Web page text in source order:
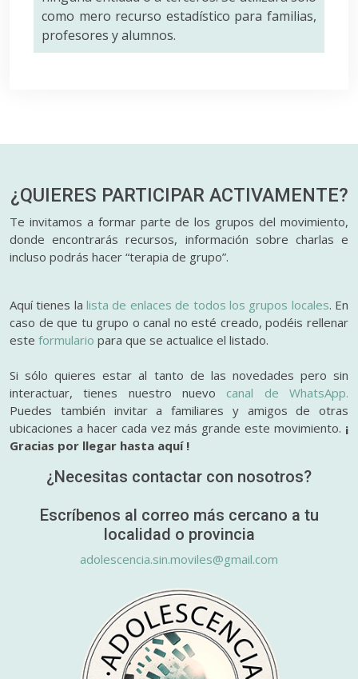
como mero recurso estadístico para familias,
profesores y alumnos.
¿QUIERES PARTICIPAR ACTIVAMENTE?
Te invitamos a formar parte de los grupos del movimiento,
donde encontrarás recursos, información sobre charlas e
incluso podrás hacer “terapia de grupo”.
Aquí tienes lalista de enlaces de todos los grupos locales. En
caso de que tu grupo o canal no esté creado, podéis rellenar
este formulario para que se actualice el listado.
Si sólo quieres estar al tanto de las novedades pero sin
interactuar, tienes nuestro nuevo canal de WhatsApp.
Puedes también invitar a familiares y amigos de otras
ubicaciones a hacer cada vez más grande este movimiento. ¡
Gracias por llegar hasta aquí !
¿Necesitas contactar con nosotros?
Escríbenos al correo más cercano a tu
localidad o provincia
adolescencia.sin.moviles@gmail.com